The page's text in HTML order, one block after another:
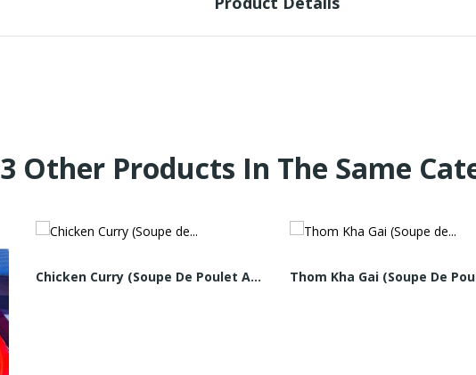
3 Other Products In The Same
Chicken Curry (Soupe De Poulet Au Curry Vert)